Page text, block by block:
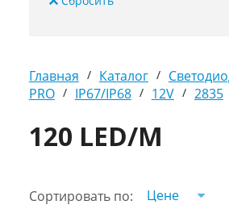
Главная / Каталог /
PRO / IP67/IP68 / 12V / 2835
120 LED/M
Сортировать по:
Цене